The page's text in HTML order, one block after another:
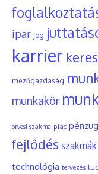
ipar jog
karrier
mezőgazdaság
munkakör
orvosi szakma piac
fejlődés szakmák
technológia tervezés